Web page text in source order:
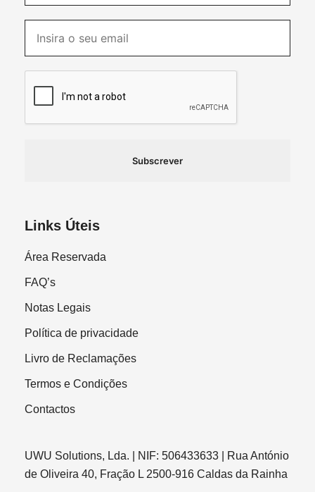
Subscrever
Links Úteis
Área Reservada
FAQ’s
Notas Legais
Política de privacidade
Livro de Reclamações
Termos e Condições
Contactos
UWU Solutions, Lda. | NIF: 506433633 | Rua António
de Oliveira 40, Fração L 2500-916 Caldas da Rainha